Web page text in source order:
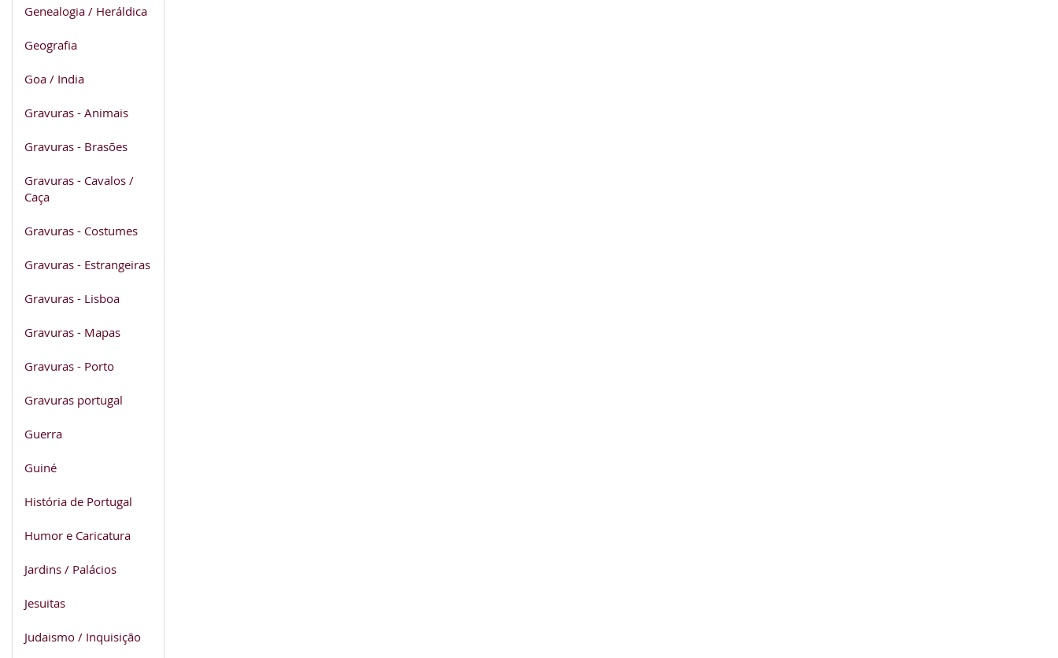
Genealogia / Heráldica
Geografia
Goa / India
Gravuras - Animais
Gravuras - Brasões
Gravuras - Cavalos /
Caça
Gravuras - Costumes
Gravuras - Estrangeiras
Gravuras - Lisboa
Gravuras - Mapas
Gravuras - Porto
Gravuras portugal
Guerra
Guiné
História de Portugal
Humor e Caricatura
Jardins / Palácios
Jesuitas
Judaismo / Inquisição